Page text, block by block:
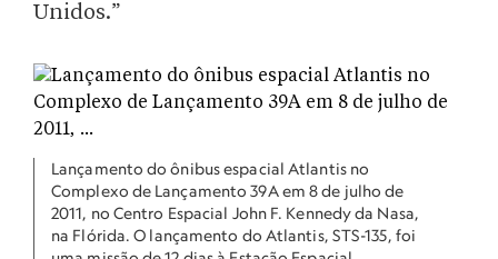
Unidos.”
Lançamento do ônibus espacial Atlantis no
Complexo de Lançamento 39A em 8 de julho de
2011, no Centro Espacial John F. Kennedy da Nasa,
na Flórida. O lançamento do Atlantis, STS-135, foi